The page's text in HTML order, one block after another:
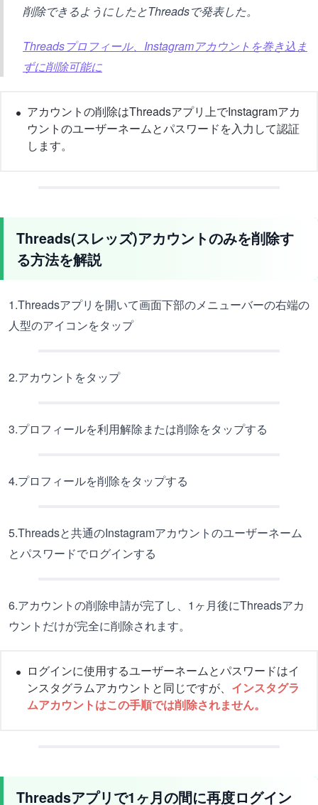
削除できるようにしたとThreadsで発表した。
Threadsプロフィール、Instagramアカウントを巻き込ま
ずに削除可能に
アカウントの削除はThreadsアプリ上でInstagramアカ
ウントのユーザーネームとパスワードを入力して認証
します。
Threads(スレッズ)アカウントのみを削除す
る方法を解説
1.Threadsアプリを開いて画面下部のメニューバーの右端の
人型のアイコンをタップ
2.アカウントをタップ
3.プロフィールを利用解除または削除をタップする
4.プロフィールを削除をタップする
5.Threadsと共通のInstagramアカウントのユーザーネーム
とパスワードでログインする
6.アカウントの削除申請が完了し、1ヶ月後にThreadsアカ
ウントだけが完全に削除されます。
ログインに使用するユーザーネームとパスワードはイ
ンスタグラムアカウントと同じですが、 インスタグラ
ムアカウントはこの手順では削除されません。
Threadsアプリで1ヶ月の間に再度ログイン